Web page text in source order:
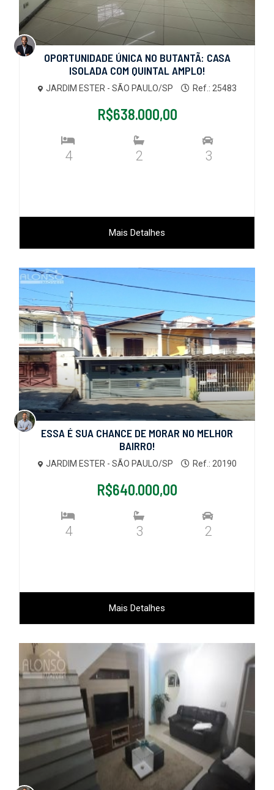
OPORTUNIDADE ÚNICA NO BUTANTÃ: CASA
ISOLADA COM QUINTAL AMPLO!
JARDIM ESTER - SÃO PAULO/SP Ref.: 25483
R$638.000,00
4 2 3
Mais Detalhes
ESSA É SUA CHANCE DE MORAR NO MELHOR
BAIRRO!
JARDIM ESTER - SÃO PAULO/SP Ref.: 20190
R$640.000,00
4 3 2
Mais Detalhes